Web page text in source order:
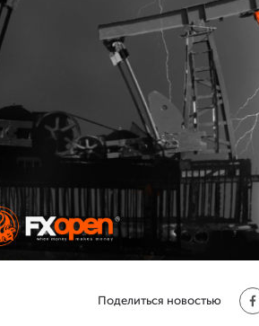
Поделиться новостью